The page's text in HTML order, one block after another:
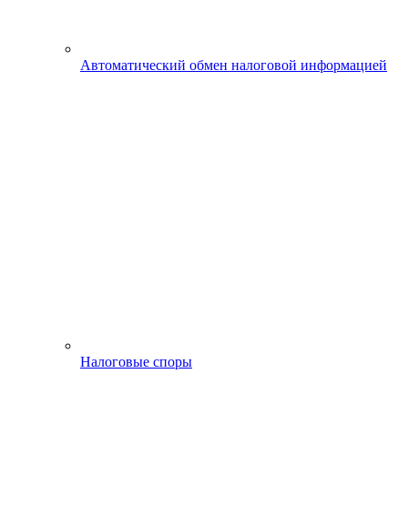
Автоматический обмен налоговой информацией
Налоговые споры